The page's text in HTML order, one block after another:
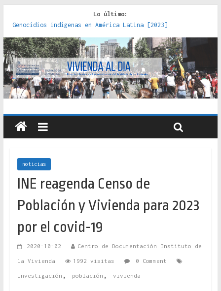
Lo último:
Genocidios indígenas en América Latina [2023]
Estudios sobre la espacialización de los Estados :
políticas, prácticas y representaciones [2022]
Donde el pedernal choca con el acero : hacia una teoría
crítica de las fronteras latinoamericanas [2020]
Criterios técnicos para una vivienda adecuada [2019]
Red de consultorios de la Caja del Seguro Obrero en
Santiago : un patrimonio emblemático [2014]
noticias
INE reagenda Censo de
Población y Vivienda para 2023
por el covid-19
2020-10-02 Centro de Documentación Instituto de
la Vivienda 1992 visitas 0 Comment
investigación , población , vivienda